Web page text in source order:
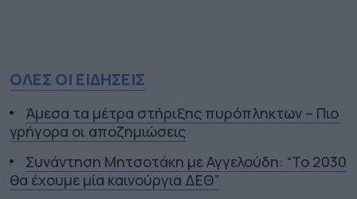
ΟΛΕΣ ΟΙ ΕΙΔΗΣΕΙΣ
Άμεσα τα μέτρα στήριξης πυρόπληκτων – Πιο
γρήγορα οι αποζημιώσεις
Συνάντηση Μητσοτάκη με Αγγελούδη: “Το 2030
θα έχουμε μία καινούργια ΔΕΘ”